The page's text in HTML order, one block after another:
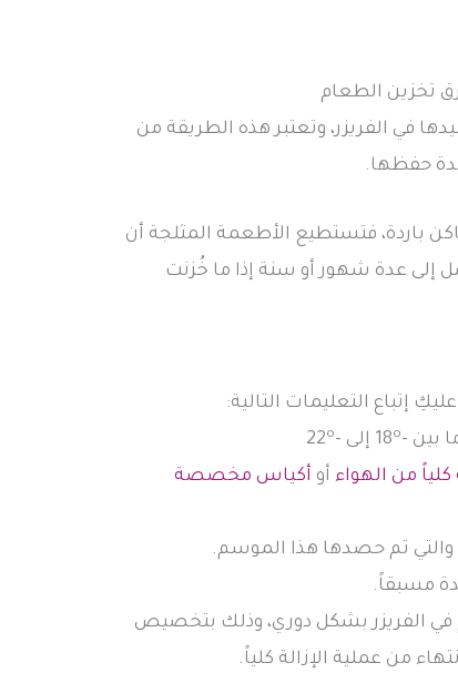
في الفريزر، وتعتبر هذه الطريقة من
حفظها.
باردة، فتستطيع الأطعمة المثلجة أن
إلى عدة شهور أو سنة إذا ما خُزنت
إتباع التعليمات التالية:
-18
o إلى -22o
من الهواء أو أكياس مخصصة
تم حصدها هذا الموسم.
مسبقاً.
في الفريزر بشكل دوري، وذلك بتخصيص
من عملية الإزالة كلياً.